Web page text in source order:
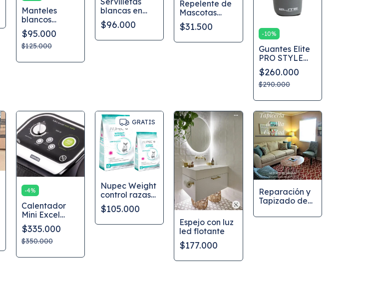
Manteles
blancos
cuadrados en
tela con
algodón 100%
$95.000
$125.000
blancas en
tela damasco,
algodon 100%
por docena
$96.000
Repelente de
Mascotas
Canis & Felis
$31.500
-10%
Guantes Elite
PRO STYLE
ELITE
TRAINING de
EverShield
$260.000
$290.000
-4%
Calentador
Mini Excel
Samurai color
Negro como
nuevo
$335.000
$350.000
GRATIS
Nupec Weight
control razas
pequeñas
Alimento
$105.000
Espejo con luz
led flotante
$177.000
Reparación y
Tapizado de